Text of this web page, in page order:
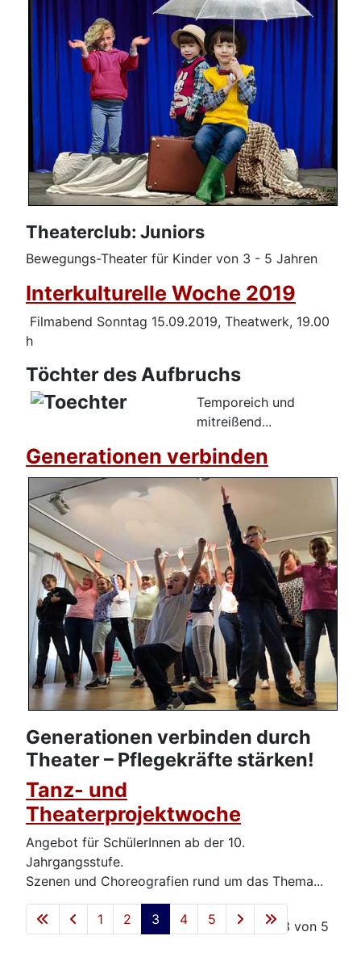
Theaterclub: Juniors
Bewegungs-Theater für Kinder von 3 - 5 Jahren
Interkulturelle Woche 2019
Filmabend Sonntag 15.09.2019, Theatwerk, 19.00
h
Töchter des Aufbruchs
Temporeich und
mitreißend...
Generationen verbinden
Generationen verbinden durch
Theater – Pflegekräfte stärken!
Tanz- und
Theaterprojektwoche
Angebot für SchülerInnen ab der 10.
Jahrgangsstufe.
Szenen und Choreografien rund um das Thema...
Seite 3 von 5
1 2 3 4 5